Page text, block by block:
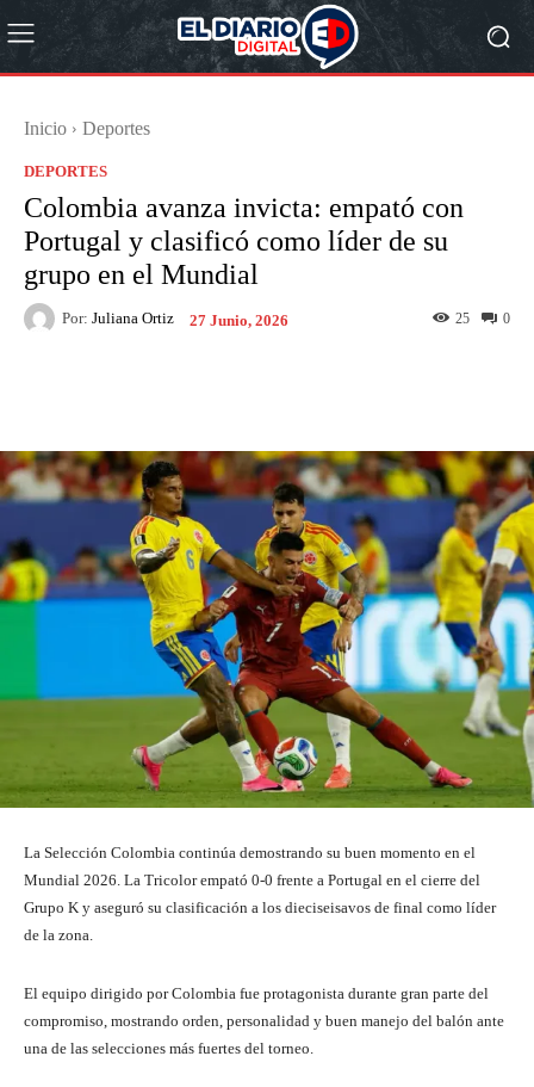
Inicio Deportes
DEPORTES
Colombia avanza invicta: empató con
Portugal y clasificó como líder de su
grupo en el Mundial
Por: Juliana Ortiz 27 Junio, 2026 0
25
La Selección Colombia continúa demostrando su buen momento en el
Mundial 2026. La Tricolor empató 0-0 frente a Portugal en el cierre del
Grupo K y aseguró su clasificación a los dieciseisavos de final como líder
de la zona.
El equipo dirigido por Colombia fue protagonista durante gran parte del
compromiso, mostrando orden, personalidad y buen manejo del balón ante
una de las selecciones más fuertes del torneo.